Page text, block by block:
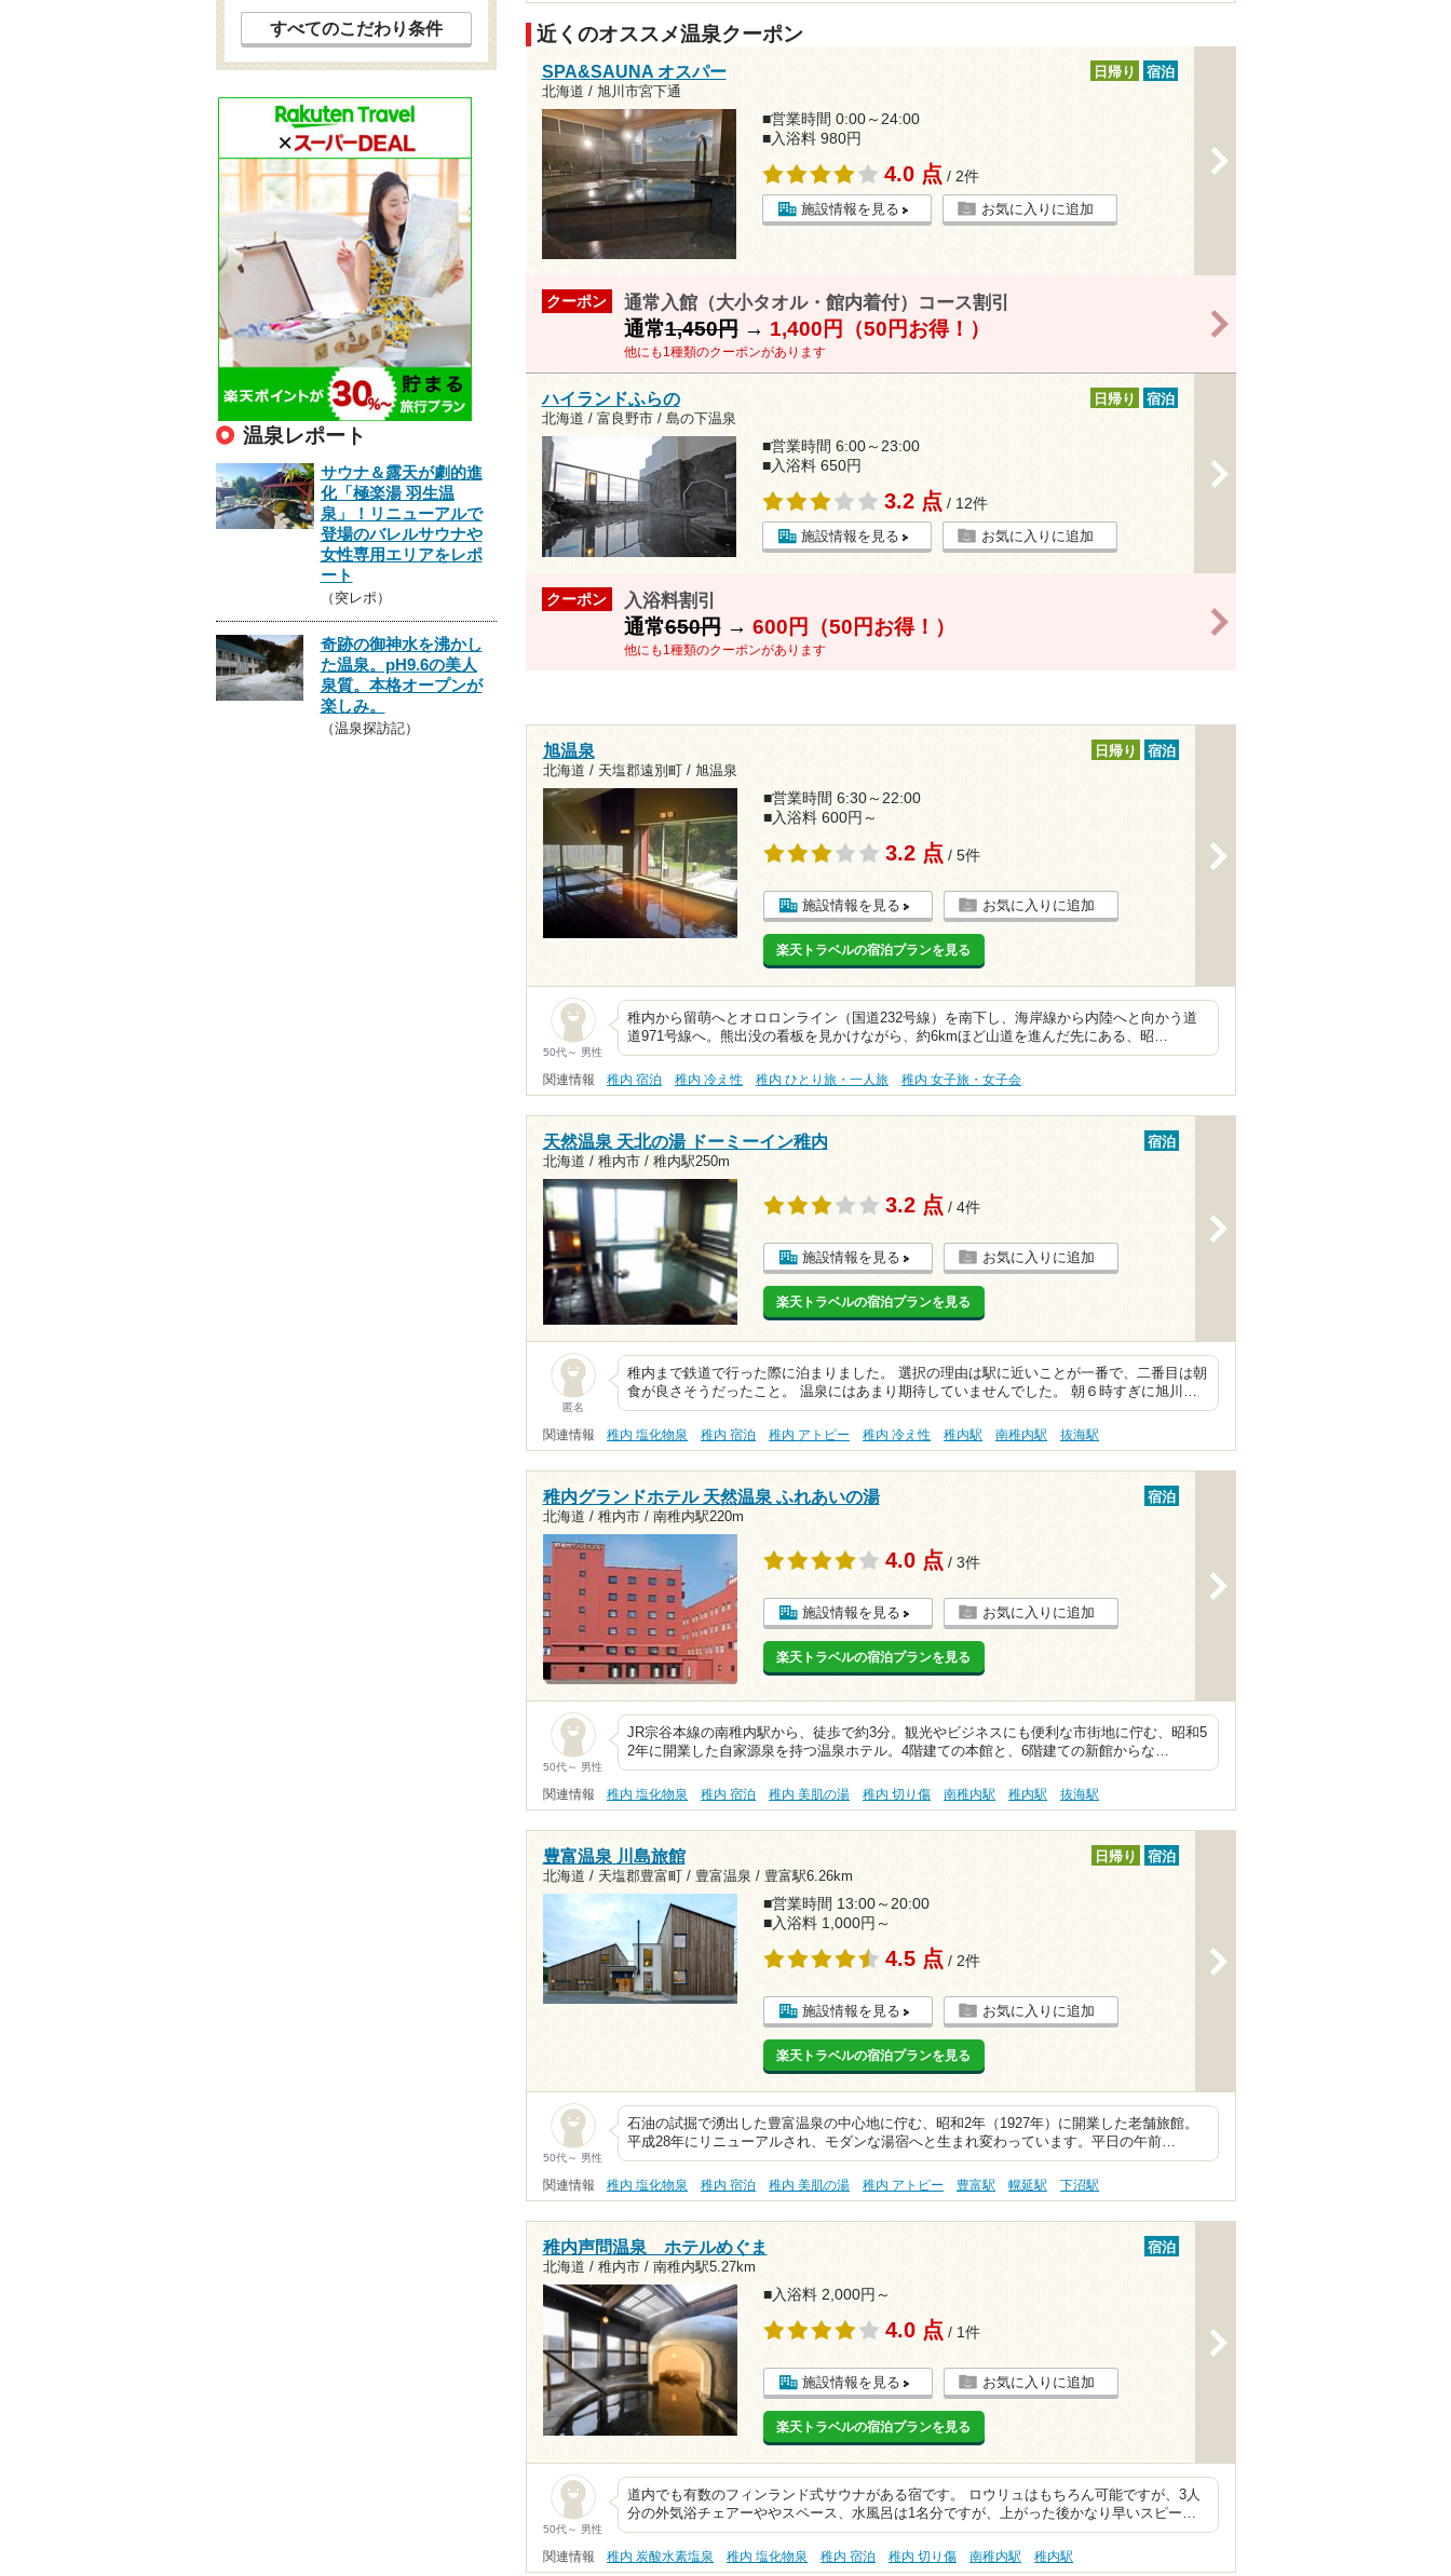
近くのオススメ温泉クーポン
SPA&SAUNA オスパー
北海道 / 旭川市宮下通
日帰り 宿泊
■営業時間 0:00～24:00
■入浴料 980円
4.0 点 / 2件
施設情報を見る お気に入りに追加
クーポン 通常入館（大小タオル・館内着付）コース割引
通常1,450円→ 1,400円（50円お得！）
他にも1種類のクーポンがあります
ハイランドふらの
北海道 / 富良野市 / 島の下温泉
日帰り 宿泊
■営業時間 6:00～23:00
■入浴料 650円
3.2 点 / 12件
施設情報を見る お気に入りに追加
クーポン 入浴料割引
通常650円→ 600円（50円お得！）
他にも1種類のクーポンがあります
旭温泉
北海道 / 天塩郡遠別町 / 旭温泉
日帰り 宿泊
■営業時間 6:30～22:00
■入浴料 600円～
3.2 点 / 5件
施設情報を見る お気に入りに追加
楽天トラベルの宿泊プランを見る
50代～ 男性
稚内から留萌へとオロロンライン（国道232号線）を南下し、海岸線から内陸へと向かう道
道971号線へ。熊出没の看板を見かけながら、約6kmほど山道を進んだ先にある、昭…
関連情報 稚内 宿泊 稚内 冷え性 稚内 ひとり旅・一人旅 稚内 女子旅・女子会
天然温泉 天北の湯 ドーミーイン稚内
北海道 / 稚内市 / 稚内駅250m
宿泊
3.2 点 / 4件
施設情報を見る お気に入りに追加
楽天トラベルの宿泊プランを見る
匿名
稚内まで鉄道で行った際に泊まりました。 選択の理由は駅に近いことが一番で、二番目は朝
食が良さそうだったこと。 温泉にはあまり期待していませんでした。 朝６時すぎに旭川…
関連情報 稚内 塩化物泉 稚内 宿泊 稚内 アトピー 稚内 冷え性 稚内駅 南稚内駅 抜海駅
稚内グランドホテル 天然温泉 ふれあいの湯
北海道 / 稚内市 / 南稚内駅220m
宿泊
4.0 点 / 3件
施設情報を見る お気に入りに追加
楽天トラベルの宿泊プランを見る
50代～ 男性
JR宗谷本線の南稚内駅から、徒歩で約3分。観光やビジネスにも便利な市街地に佇む、昭和5
2年に開業した自家源泉を持つ温泉ホテル。4階建ての本館と、6階建ての新館からな…
関連情報 稚内 塩化物泉 稚内 宿泊 稚内 美肌の湯 稚内 切り傷 南稚内駅 稚内駅 抜海駅
豊富温泉 川島旅館
北海道 / 天塩郡豊富町 / 豊富温泉 / 豊富駅6.26km
日帰り 宿泊
■営業時間 13:00～20:00
■入浴料 1,000円～
4.5 点 / 2件
施設情報を見る お気に入りに追加
楽天トラベルの宿泊プランを見る
50代～ 男性
石油の試掘で湧出した豊富温泉の中心地に佇む、昭和2年（1927年）に開業した老舗旅館。
平成28年にリニューアルされ、モダンな湯宿へと生まれ変わっています。平日の午前…
関連情報 稚内 塩化物泉 稚内 宿泊 稚内 美肌の湯 稚内 アトピー 豊富駅 幌延駅 下沼駅
稚内声問温泉 ホテルめぐま
北海道 / 稚内市 / 南稚内駅5.27km
宿泊
■入浴料 2,000円～
4.0 点 / 1件
施設情報を見る お気に入りに追加
楽天トラベルの宿泊プランを見る
50代～ 男性
道内でも有数のフィンランド式サウナがある宿です。 ロウリュはもちろん可能ですが、3人
分の外気浴チェアーややスペース、水風呂は1名分ですが、上がった後かなり早いスピー…
関連情報 稚内 炭酸水素塩泉 稚内 塩化物泉 稚内 宿泊 稚内 切り傷 南稚内駅 稚内駅
すべてのこだわり条件
温泉レポート
サウナ＆露天が劇的進
化「極楽湯 羽生温
泉」！リニューアルで
登場のバレルサウナや
女性専用エリアをレポ
ート
（突レポ）
奇跡の御神水を沸かし
た温泉。pH9.6の美人
泉質。本格オープンが
楽しみ。
（温泉探訪記）